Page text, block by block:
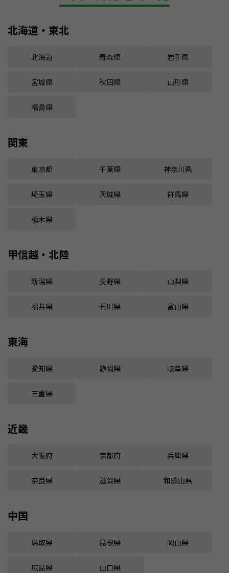
北海道・東北
北海道 青森県 岩手県
宮城県 秋田県 山形県
福島県
関東
東京都 千葉県 神奈川県
埼玉県 茨城県 群馬県
栃木県
甲信越・北陸
新潟県 長野県 山梨県
福井県 石川県 富山県
東海
愛知県 静岡県 岐阜県
三重県
近畿
大阪府 京都府 兵庫県
奈良県 滋賀県 和歌山県
中国
鳥取県 島根県 岡山県
広島県 山口県